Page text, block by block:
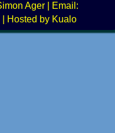
Ager | Email:
|
Hosted by Kualo